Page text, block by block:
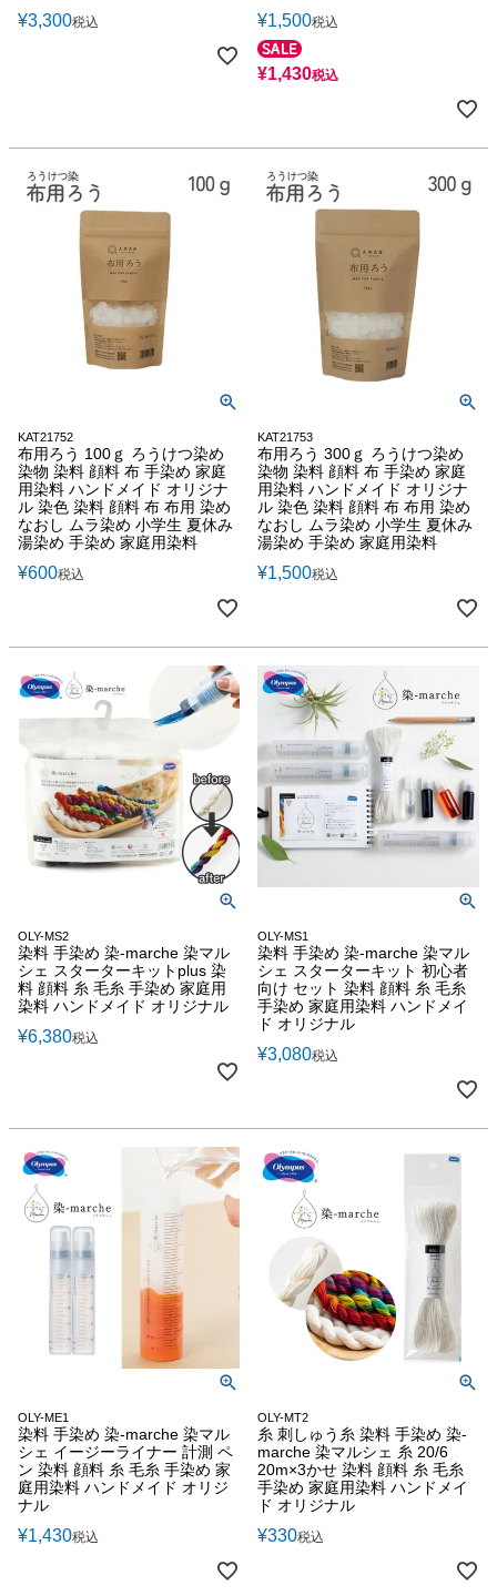
¥3,300税込 ¥1,500税込
¥1,430税込
KAT21752
布用ろう 100ｇ ろうけつ染め
染物 染料 顔料 布 手染め 家庭
用染料 ハンドメイド オリジナ
ル 染色 染料 顔料 布 布用 染め
なおし ムラ染め 小学生 夏休み
湯染め 手染め 家庭用染料
¥600税込
KAT21753
布用ろう 300ｇ ろうけつ染め
染物 染料 顔料 布 手染め 家庭
用染料 ハンドメイド オリジナ
ル 染色 染料 顔料 布 布用 染め
なおし ムラ染め 小学生 夏休み
湯染め 手染め 家庭用染料
¥1,500税込
OLY-MS2
染料 手染め 染-marche 染マル
シェ スターターキットplus 染
料 顔料 糸 毛糸 手染め 家庭用
染料 ハンドメイド オリジナル
¥6,380税込
OLY-MS1
染料 手染め 染-marche 染マル
シェ スターターキット 初心者
向け セット 染料 顔料 糸 毛糸
手染め 家庭用染料 ハンドメイ
ド オリジナル
¥3,080税込
OLY-ME1
染料 手染め 染-marche 染マル
シェ イージーライナー 計測 ペ
ン 染料 顔料 糸 毛糸 手染め 家
庭用染料 ハンドメイド オリジ
ナル
¥1,430税込
OLY-MT2
糸 刺しゅう糸 染料 手染め 染-
marche 染マルシェ 糸 20/6
20m×3かせ 染料 顔料 糸 毛糸
手染め 家庭用染料 ハンドメイ
ド オリジナル
¥330税込